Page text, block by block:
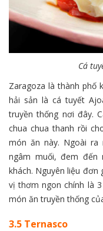
Cá
Zaragoza là thành phố
hải sản là cá tuyết
truyền thống nơi đây.
chua chua thanh rồi
món ăn này. Ngoài
ngâm muối, đem
khách. Nguyên liệu đơn
vị thơm ngon chính là
món ăn truyền thống
3.5 Ternasco